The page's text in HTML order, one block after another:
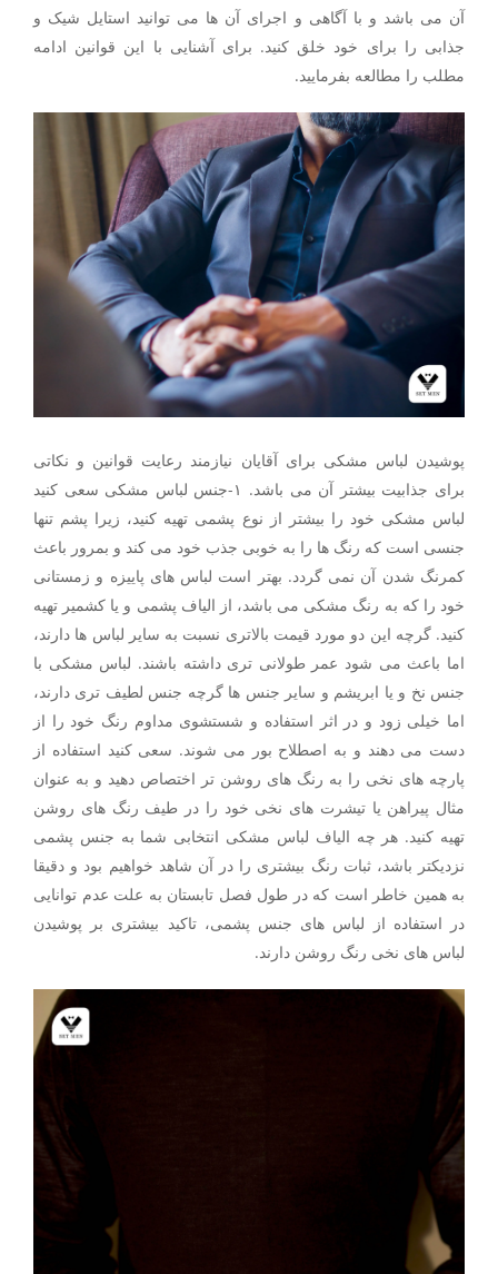
آن می باشد و با آگاهی و اجرای آن ها می توانید استایل شیک و
جذابی را برای خود خلق کنید. برای آشنایی با این قوانین ادامه
مطلب را مطالعه بفرمایید.
پوشیدن لباس مشکی برای آقایان نیازمند رعایت قوانین و نکاتی
برای جذابیت بیشتر آن می باشد. ۱-جنس لباس مشکی سعی کنید
لباس مشکی خود را بیشتر از نوع پشمی تهیه کنید، زیرا پشم تنها
جنسی است که رنگ ها را به خوبی جذب خود می کند و بمرور باعث
کمرنگ شدن آن نمی گردد. بهتر است لباس های پاییزه و زمستانی
خود را که به رنگ مشکی می باشد، از الیاف پشمی و یا کشمیر تهیه
کنید. گرچه این دو مورد قیمت بالاتری نسبت به سایر لباس ها دارند،
اما باعث می شود عمر طولانی تری داشته باشند. لباس مشکی با
جنس نخ و یا ابریشم و سایر جنس ها گرچه جنس لطیف تری دارند،
اما خیلی زود و در اثر استفاده و شستشوی مداوم رنگ خود را از
دست می دهند و به اصطلاح بور می شوند. سعی کنید استفاده از
پارچه های نخی را به رنگ های روشن تر اختصاص دهید و به عنوان
مثال پیراهن یا تیشرت های نخی خود را در طیف رنگ های روشن
تهیه کنید. هر چه الیاف لباس مشکی انتخابی شما به جنس پشمی
نزدیکتر باشد، ثبات رنگ بیشتری را در آن شاهد خواهیم بود و دقیقا
به همین خاطر است که در طول فصل تابستان به علت عدم توانایی
در استفاده از لباس های جنس پشمی، تاکید بیشتری بر پوشیدن
لباس های نخی رنگ روشن دارند.